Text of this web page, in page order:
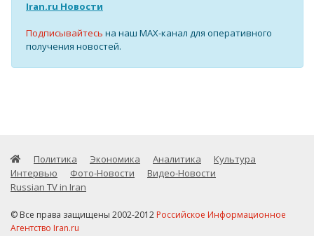
Iran.ru Новости
Подписывайтесь на наш MAX-канал для оперативного
получения новостей.
Политика Экономика Аналитика
Культура
Интервью
Фото-Новости
Видео-Новости
Russian TV in Iran
© Все права защищены 2002-2012 Российское Информационное
Агентство Iran.ru